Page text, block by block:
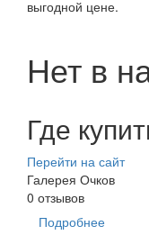
выгодной цене.
Нет в
Где
Перейти на сайт
Галерея Очков
0 отзывов
Подробнее